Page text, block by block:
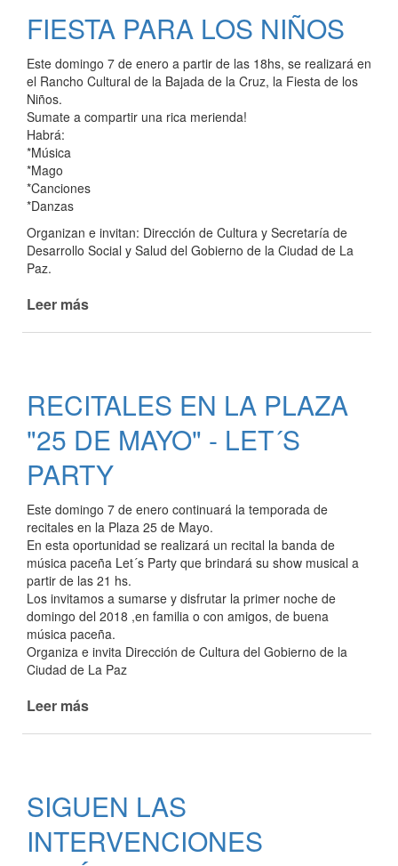
ACCIÓN
A
PLAZA
LLENA
EL
FIESTA PARA LOS NIÑOS
Este domingo 7 de enero a partir de las 18hs, se realizará en
el Rancho Cultural de la Bajada de la Cruz, la Fiesta de los
Niños.
Sumate a compartir una rica merienda!
Habrá:
*Música
*Mago
*Canciones
*Danzas
Organizan e invitan: Dirección de Cultura y Secretaría de
Desarrollo Social y Salud del Gobierno de la Ciudad de La
Paz.
Leer más
RECITALES EN LA PLAZA
"25 DE MAYO" - LET´S
PARTY
Este domingo 7 de enero continuará la temporada de
recitales en la Plaza 25 de Mayo.
En esta oportunidad se realizará un recital la banda de
música paceña Let´s Party que brindará su show musical a
partir de las 21 hs.
Los invitamos a sumarse y disfrutar la primer noche de
domingo del 2018 ,en familia o con amigos, de buena
música paceña.
Organiza e invita Dirección de Cultura del Gobierno de la
Ciudad de La Paz
Leer más
"25
DE
MAYO"
SIGUEN LAS
INTERVENCIONES